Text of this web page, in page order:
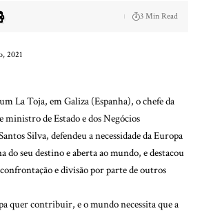
2021
3 Min Read
La Toja, em Galiza (Espanha), o chefe da
ministro de Estado e dos Negócios
Silva, defendeu a necessidade da Europa
do seu destino e aberta ao mundo, e destacou
confrontação e divisão por parte de outros
quer contribuir, e o mundo necessita que a